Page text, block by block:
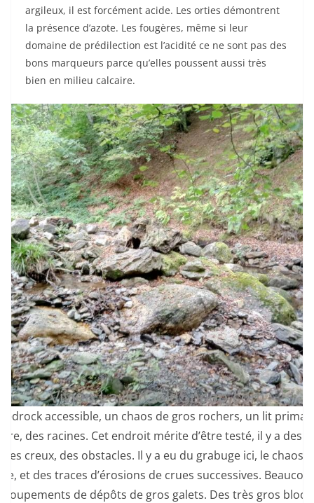
argileux, il est forcément acide. Les orties démontrent
la présence d’azote. Les fougères, même si leur
domaine de prédilection est l’acidité ce ne sont pas des
bons marqueurs parce qu’elles poussent aussi très
bien en milieu calcaire.
accessible, un chaos de gros rochers, un lit
des racines. Cet endroit mérite d’être testé, il y a des
creux, des obstacles. Il y a eu du grabuge ici, le chaos
et des traces d’érosions de crues successives.
de dépôts de gros galets. Des très gros blocs